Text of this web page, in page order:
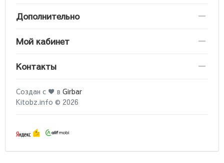
Дополнительно
Мой кабинет
Контакты
Создан с ♥ в Girbar
Kitobz.info © 2026